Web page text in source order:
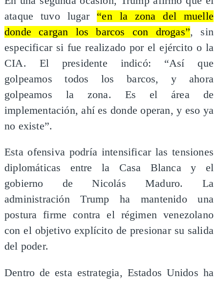
ataque tuvo lugar “en la zona del muelle
donde cargan los barcos con drogas”, sin
especificar si fue realizado por el ejército o la
CIA. El presidente indicó: “Así que
golpeamos todos los barcos, y ahora
golpeamos la zona. Es el área de
implementación, ahí es donde operan, y eso ya
no existe”.
Esta ofensiva podría intensificar las tensiones
diplomáticas entre la Casa Blanca y el
gobierno de Nicolás Maduro. La
administración Trump ha mantenido una
postura firme contra el régimen venezolano
con el objetivo explícito de presionar su salida
del poder.
Dentro de esta estrategia, Estados Unidos ha